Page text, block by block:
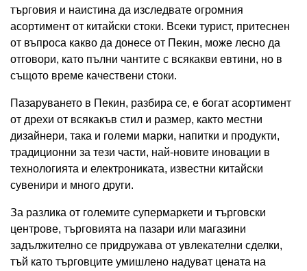
търговия и наистина да изследвате огромния
асортимент от китайски стоки. Всеки турист, притеснен
от въпроса какво да донесе от Пекин, може лесно да
отговори, като пълни чантите с всякакви евтини, но в
същото време качествени стоки.
Пазаруването в Пекин, разбира се, е богат асортимент
от дрехи от всякакъв стил и размер, както местни
дизайнери, така и големи марки, напитки и продукти,
традиционни за тези части, най-новите иновации в
технологията и електрониката, известни китайски
сувенири и много други.
За разлика от големите супермаркети и търговски
центрове, търговията на пазари или магазини
задължително се придружава от увлекателни сделки,
тъй като търговците умишлено надуват цената на